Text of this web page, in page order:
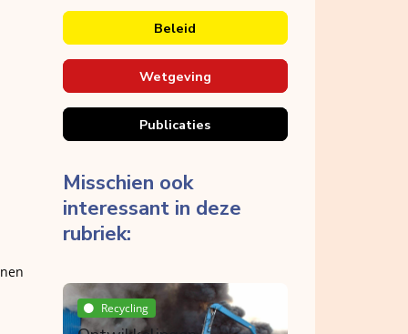
Beleid
Wetgeving
Publicaties
Misschien ook
interessant in deze
rubriek:
Breken
Bouwproductenverordeni
Recycling